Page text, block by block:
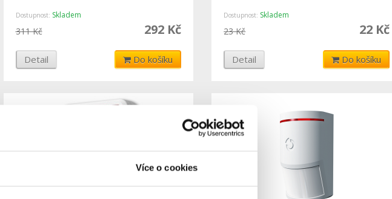
Více o cookies
Dostupnost: Skladem
292 Kč
311 Kč
Detail Do košíku
Dostupnost: Skladem
22 Kč
23 Kč
Detail Do košíku